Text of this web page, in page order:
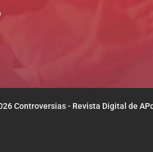
Controversias - Revista Digital de